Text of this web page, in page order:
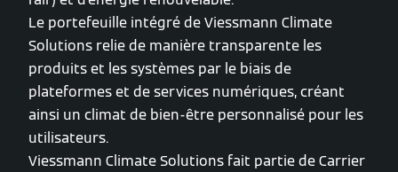
Le portefeuille intégré de Viessmann Climate
Solutions relie de manière transparente les
produits et les systèmes par le biais de
plateformes et de services numériques, créant
ainsi un climat de bien-être personnalisé pour les
utilisateurs.
Viessmann Climate Solutions fait partie de Carrier